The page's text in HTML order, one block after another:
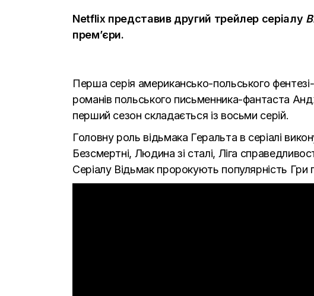
Netflix представив другий трейлер серіалу
прем’єри.
Перша серія американсько-польського
романів польського письменника-фантаста
перший сезон складається із восьми серій.
Головну роль відьмака Геральта в серіалі
Безсмертні, Людина зі сталі, Ліга
Серіалу Відьмак пророкують популярність Гри